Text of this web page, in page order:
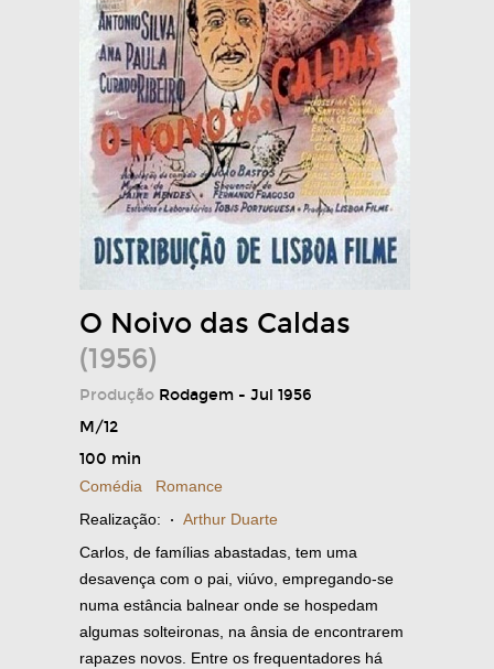
O Noivo das Caldas
(1956)
Produção Rodagem - Jul 1956
M/12
100 min
Comédia
Romance
Realização: · Arthur Duarte
Carlos, de famílias abastadas, tem uma
desavença com o pai, viúvo, empregando-se
numa estância balnear onde se hospedam
algumas solteironas, na ânsia de encontrarem
rapazes novos. Entre os frequentadores há